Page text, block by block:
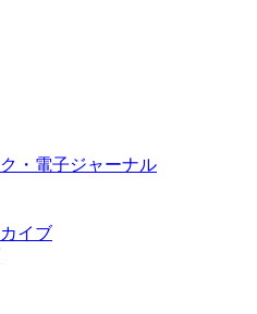
・電子ジャーナル
イブ